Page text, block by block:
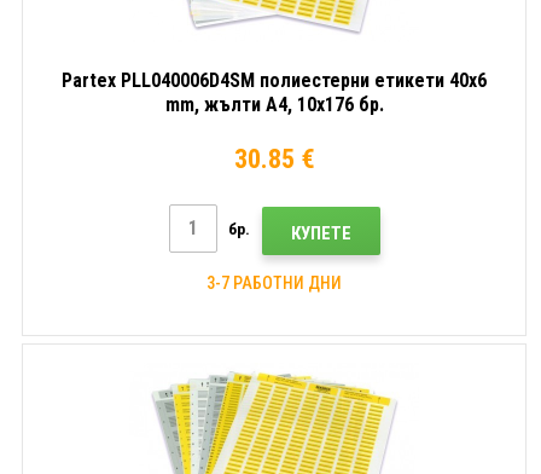
Partex PLL040006D4SM полиестерни етикети 40x6
mm, жълти A4, 10x176 бр.
30.85 €
бр. КУПЕТЕ
3-7 РАБОТНИ ДНИ